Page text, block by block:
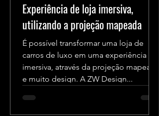
Experiência de loja imersiva,
utilizando a projeção mapeada
É possível transformar uma loja de
carros de luxo em uma experiência
imersiva, através da projeção mapeada
e muito design. A ZW Design...